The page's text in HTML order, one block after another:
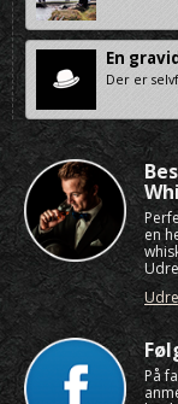
En
Der er
en
På